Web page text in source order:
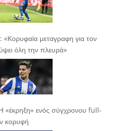
«Κορυφαία μεταγραφη για τον
όλη την πλευρά»
ενός σύγχρονου full-
κορυφή